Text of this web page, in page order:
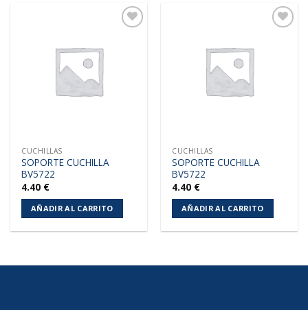
CUCHILLAS
SOPORTE CUCHILLA
BV5722
4.40 €
AÑADIR AL CARRITO
CUCHILLAS
SOPORTE CUCHILLA
BV5722
4.40 €
AÑADIR AL CARRITO